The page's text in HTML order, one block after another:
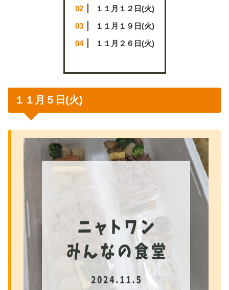
１１月１２日(火)
１１月１９日(火)
１１月２６日(火)
１１月５日(火)